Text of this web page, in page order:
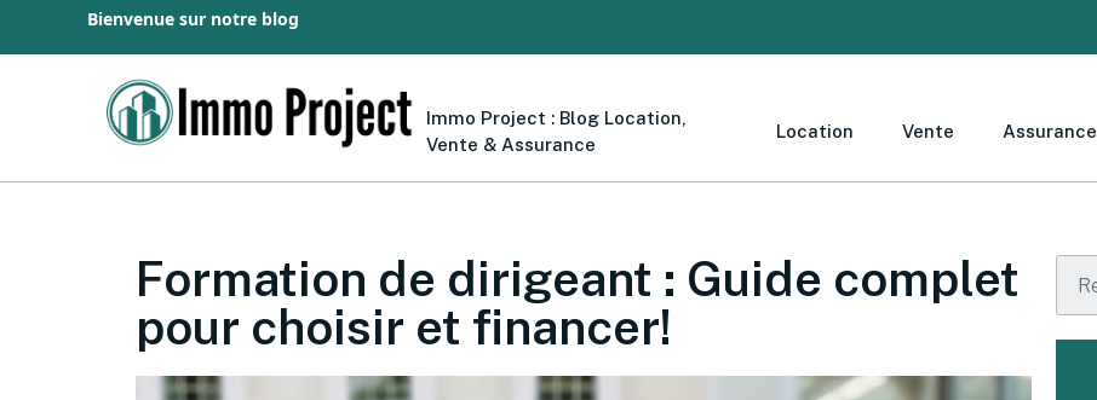
Bienvenue sur notre blog
Immo Project : Blog Location,
Vente & Assurance
Location Vente Assurance
Formation de dirigeant : Guide complet
pour choisir et financer!